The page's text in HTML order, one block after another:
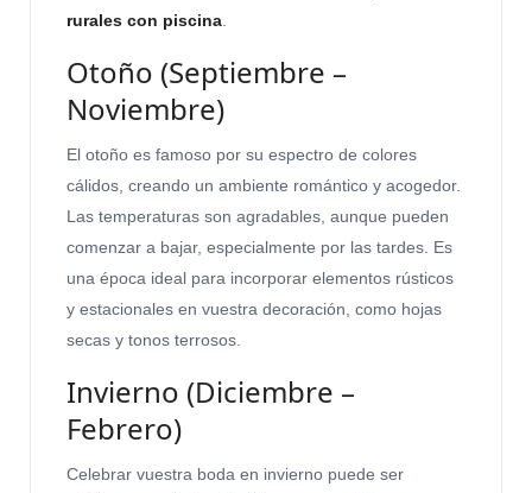
rurales con piscina
Otoño (Septiembre –
Noviembre)
El otoño es famoso por su espectro de colores
cálidos, creando un ambiente romántico y acogedor.
Las temperaturas son agradables, aunque pueden
comenzar a bajar, especialmente por las tardes. Es
una época ideal para incorporar elementos rústicos
y estacionales en vuestra decoración, como hojas
secas y tonos terrosos.
Invierno (Diciembre –
Febrero)
Celebrar vuestra boda en invierno puede ser